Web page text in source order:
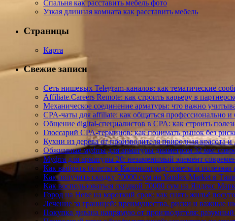
Спальня как расставить мебель фото
Узкая длинная комната как расставить мебель
Страницы
Карта
Свежие записи
Сеть нишевых Telegram-каналов: как тематические
Affiliate.Careers Remote: как строить карьеру в
Механическое соединение арматуры: что важно
CPA-чаты для affiliate: как общаться профессионально и
Общение digital-специалистов в CPA: как строить
Глоссарий CPA-терминов: как понимать рынок без
Кухни из дерева от производителя природная красота и
Обжимные муфты для арматуры диаметром 32 мм:
Муфта для арматуры 20: незаменимый элемент
Как выбрать билеты в Калининград: советы и
Как получить скидку 70000 сум на Yandex Market в
Как воспользоваться скидкой 70000 сум на Яндекс
Город на Неве на короткий срок: как снять жильё
Лечение за границей: преимущества, риски и важные
Покупка дивана напрямую от производителя: